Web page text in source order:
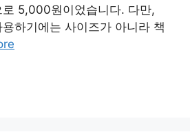
5,000원이었습니다. 다만,
하기에는 사이즈가 아니라 책